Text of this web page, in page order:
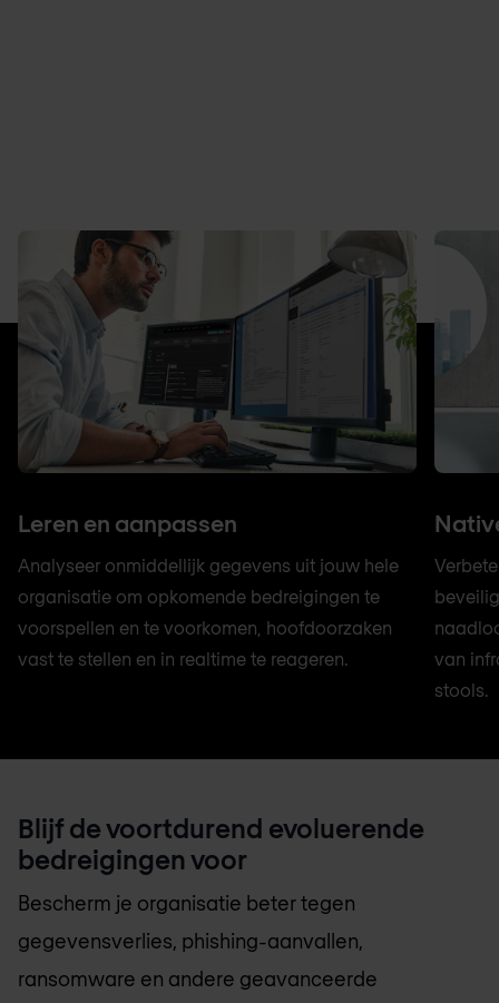
Leren en aanpassen
Analyseer onmiddellijk gegevens uit jouw hele
organisatie om opkomende bedreigingen te
voorspellen en te voorkomen, hoofdoorzaken
vast te stellen en in realtime te reageren.
van
stools.
Blijf de voortdurend evoluerende
bedreigingen voor
Bescherm je organisatie beter tegen
gegevensverlies, phishing-aanvallen,
ransomware en andere geavanceerde